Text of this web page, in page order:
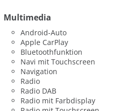
Multimedia
Android-Auto
Apple CarPlay
Bluetoothfunktion
Navi mit Touchscreen
Navigation
Radio
Radio DAB
Radio mit Farbdisplay